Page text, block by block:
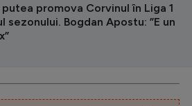
putea promova Corvinul în Liga 1
sezonului. Bogdan Apostu: ”E un